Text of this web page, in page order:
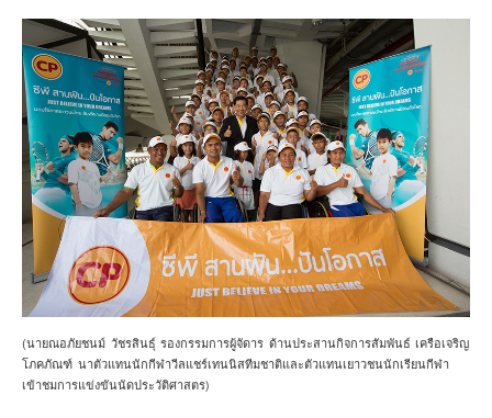
มัลดีฟส์
อินเดีย
อินโดนีเซีย
เกาหลีใต้
ฮ่องกง
ไต้หวัน
ฟิลิปปินส์
ออสเตรเลีย
นิวซีแลนด์
ร้านอร่อย
บทความครอบครัว
(นายณอภัยชนม์ วัชรสินธุ์ รองกรรมการผู้จัดาร ด้านประสานกิจการสัมพันธ์ เครือเจริญ
โภคภัณฑ์ นาตัวแทนนักกีฬาวีลแชร์เทนนิสทีมชาติและตัวแทนเยาวชนนักเรียนกีฬา
เข้าชมการแข่งขันนัดประวัติศาสตร)